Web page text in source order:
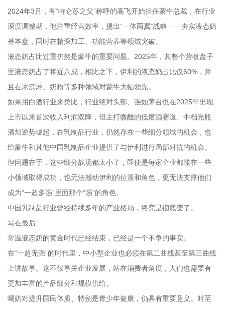
2024年3月，有“特仑苏之父”称呼的高飞开始担任蒙牛总裁，在行业
深度调整期，他注重经营效率，提出“一体两翼”战略——夯实液态奶
基本盘，同时在精深加工、功能营养等领域突破。
液态奶占比过重仍然是蒙牛的重要问题。2025年，其整个营收盘子
里液态奶占了将近八成，相比之下，伊利的液态奶占比仅60%，并
且在冰淇淋、奶粉等多种领域对蒙牛大幅领先。
如果用白酒行业来类比，行业绝对头部、强如茅台也在2025年出现
上市以来首次收入利润双降，但主打微醺的低度酒赛道、中档光瓶
酒却逆势崛起，在乳制品行业，仍然存在一些细分领域的机会，也
给蒙牛和其他中国乳制品企业提供了与伊利进行局部对抗的机会。
但问题在于，这些细分战场都太小了，即便是每家企业都能在一些
小领域取得成功，也无法撼动伊利的位置和角色，更无法支撑他们
成为“一超多强”里面那个“强”的角色。
中国乳制品行业曾经持续多年的产业格局，终究是彻底变了。
写在最后
常温液态奶的黄金时代已经结束，已经是一个不争的事实。
在“一超无强”的时代里，中小型企业也必须在第二曲线甚至第三曲线
上讲故事。这不仅事关企业发展，站在消费者角度，人们也需要有
更加丰富的产品细分和规模供给。
喝奶对提升国民体质、特别是青少年健康，仍具有重要意义。时至